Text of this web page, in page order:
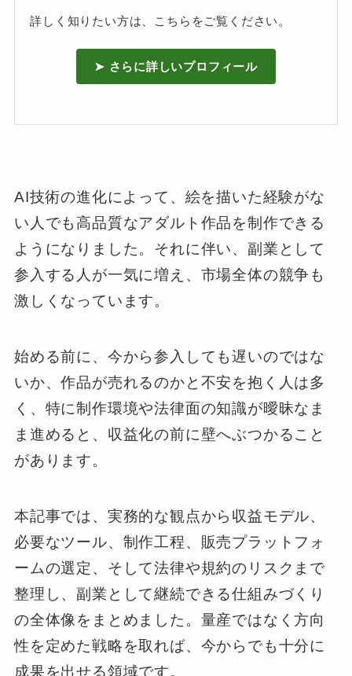
詳しく知りたい方は、こちらをご覧ください。
➤ さらに詳しいプロフィール
AI技術の進化によって、絵を描いた経験がな
い人でも高品質なアダルト作品を制作できる
ようになりました。それに伴い、副業として
参入する人が一気に増え、市場全体の競争も
激しくなっています。
始める前に、今から参入しても遅いのではな
いか、作品が売れるのかと不安を抱く人は多
く、特に制作環境や法律面の知識が曖昧なま
ま進めると、収益化の前に壁へぶつかること
があります。
本記事では、実務的な観点から収益モデル、
必要なツール、制作工程、販売プラットフォ
ームの選定、そして法律や規約のリスクまで
整理し、副業として継続できる仕組みづくり
の全体像をまとめました。量産ではなく方向
性を定めた戦略を取れば、今からでも十分に
成果を出せる領域です。